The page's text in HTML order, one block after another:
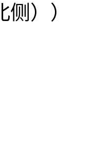
））